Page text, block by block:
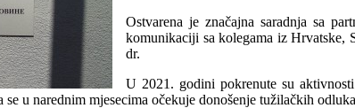
Ostvarena je značajna saradnja sa
komunikaciji sa kolegama iz Hrvatske,
dr.
U 2021. godini pokrenute su
u narednim mjesecima očekuje donošenje tužilačkih